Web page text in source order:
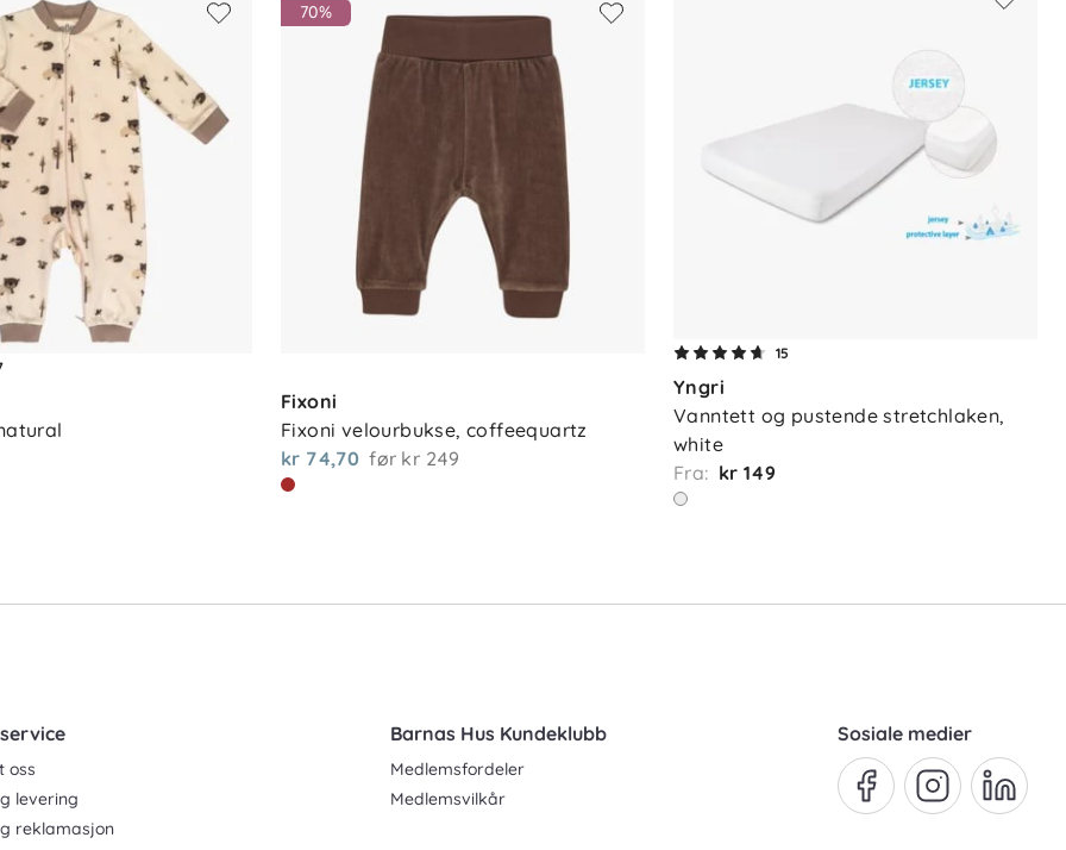
70%
Fixoni
Fixoni velourbukse, coffeequartz
kr 74,70 før kr 249
15
Yngri
Vanntett og pustende stretchlaken,
white
Fra: kr 149
oss
levering
reklamasjon
Barnas Hus Kundeklubb
Medlemsfordeler
Medlemsvilkår
Sosiale medier